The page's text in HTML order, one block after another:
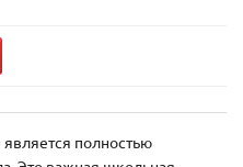
полностью